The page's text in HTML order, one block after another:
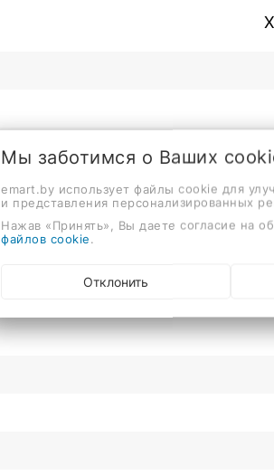
Мы заботимся о Ваших
emart.by использует файлы cookie для
и представления персонализированных
Нажав «Принять», Вы даете согласие на
файлов cookie.
Отклонить